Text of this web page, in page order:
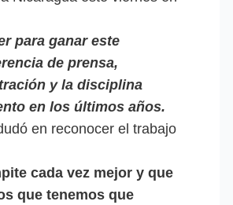
para ganar este
de prensa,
y la disciplina
en los últimos años.
en reconocer el trabajo
cada vez mejor y que
que tenemos que